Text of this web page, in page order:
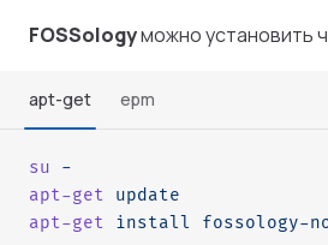
FOSSologyможно установить
apt-get epm
su -
apt-get update
apt-get install fossology-